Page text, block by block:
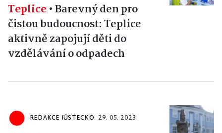
Teplice •Barevný den pro
čistou budoucnost: Teplice
aktivně zapojují děti do
vzdělávání o odpadech
REDAKCE IÚSTECKO 29. 05. 2023